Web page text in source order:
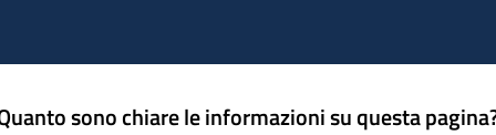
sono chiare le informazioni su questa